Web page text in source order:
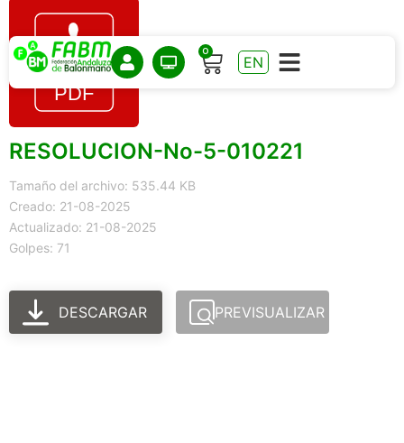
0
EN
RESOLUCION-No-5-010221
Tamaño del archivo: 535.44 KB
Creado: 21-08-2025
Actualizado: 21-08-2025
Golpes: 71
DESCARGAR PREVISUALIZAR